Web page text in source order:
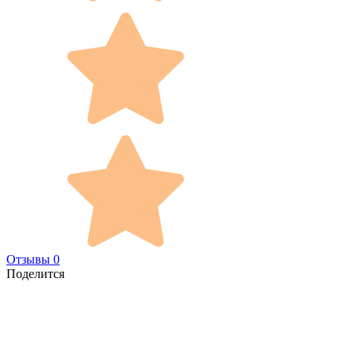
Отзывы 0
Поделится